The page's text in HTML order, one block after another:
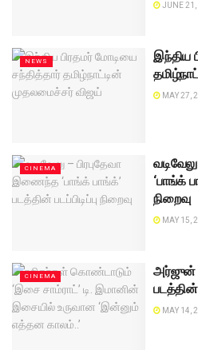
JUNE
NEWS
இந்திய
MAY 27,
CINEMA
‘பாங்க்
நிறைவு
MAY 15,
CINEMA
அர்ஜுன்
படத்தின்
MAY 14,